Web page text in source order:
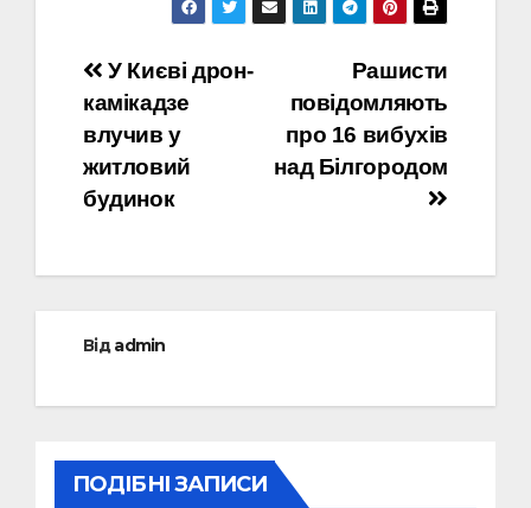
Навігація
записів
Рашисти
повідомляють
про 16 вибухів
над Білгородом
У Києві дрон-
камікадзе
влучив у
житловий
будинок
Відadmin
ПОДІБНІ ЗАПИСИ